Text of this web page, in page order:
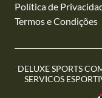
Política de
Termos e Condições
DELUXE SPORTS
SERVICOS